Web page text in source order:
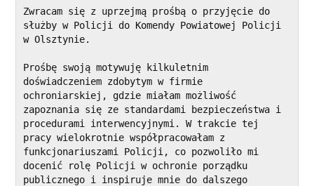
Zwracam się z uprzejmą prośbą o przyjęcie do
służby w Policji do Komendy Powiatowej Policji
w Olsztynie.
Prośbę swoją motywuję kilkuletnim
doświadczeniem zdobytym w firmie
ochroniarskiej, gdzie miałam możliwość
zapoznania się ze standardami bezpieczeństwa i
procedurami interwencyjnymi. W trakcie tej
pracy wielokrotnie współpracowałam z
funkcjonariuszami Policji, co pozwoliło mi
docenić rolę Policji w ochronie porządku
publicznego i inspiruje mnie do dalszego